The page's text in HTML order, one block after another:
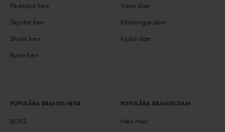
Pikétröjor herr
Skjortor herr
Shorts herr
Byxor herr
Tröjor dam
Klänningar dam
Kjolar dam
POPULÄRA BRANDS HERR
BOSS
POPULÄRA BRANDS DAM
Neo Noir